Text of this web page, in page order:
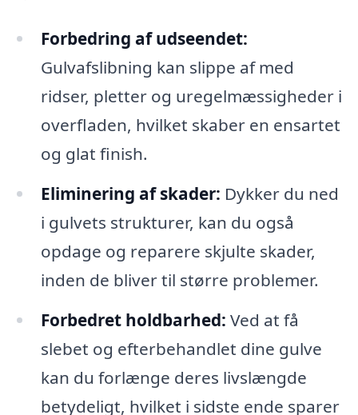
Forbedring af udseendet:
Gulvafslibning kan slippe af med
ridser, pletter og uregelmæssigheder i
overfladen, hvilket skaber en ensartet
og glat finish.
Eliminering af skader: Dykker du ned
i gulvets strukturer, kan du også
opdage og reparere skjulte skader,
inden de bliver til større problemer.
Forbedret holdbarhed: Ved at få
slebet og efterbehandlet dine gulve
kan du forlænge deres livslængde
betydeligt, hvilket i sidste ende sparer